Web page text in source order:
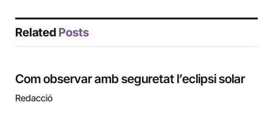
Related Posts
Com observar amb seguretat l’eclipsi solar
Redacció